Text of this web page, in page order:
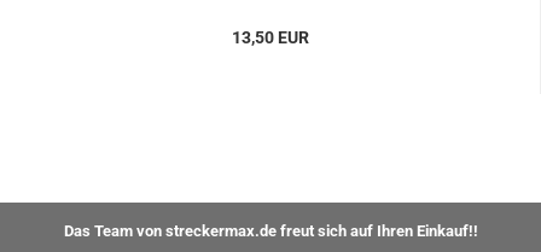
13,50 EUR
Das Team von streckermax.de freut sich auf Ihren Einkauf!!